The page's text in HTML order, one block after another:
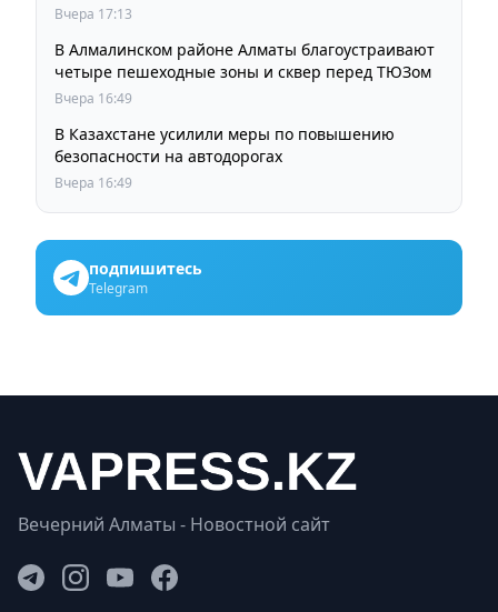
Вчера 17:13
В Алмалинском районе Алматы благоустраивают
четыре пешеходные зоны и сквер перед ТЮЗом
Вчера 16:49
В Казахстане усилили меры по повышению
безопасности на автодорогах
Вчера 16:49
подпишитесь
Telegram
Вечерний Алматы - Новостной сайт